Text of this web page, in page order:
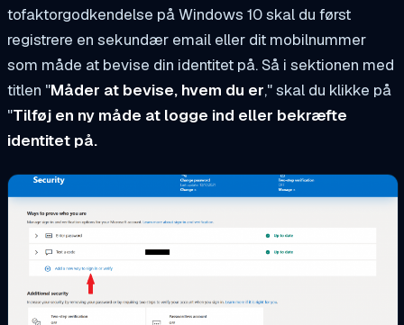
tofaktorgodkendelse på Windows 10 skal du først
registrere en sekundær email eller dit mobilnummer
som måde at bevise din identitet på. Så i sektionen med
titlen "Måder at bevise, hvem du er," skal du klikke på
"Tilføj en ny måde at logge ind eller bekræfte
identitet på.